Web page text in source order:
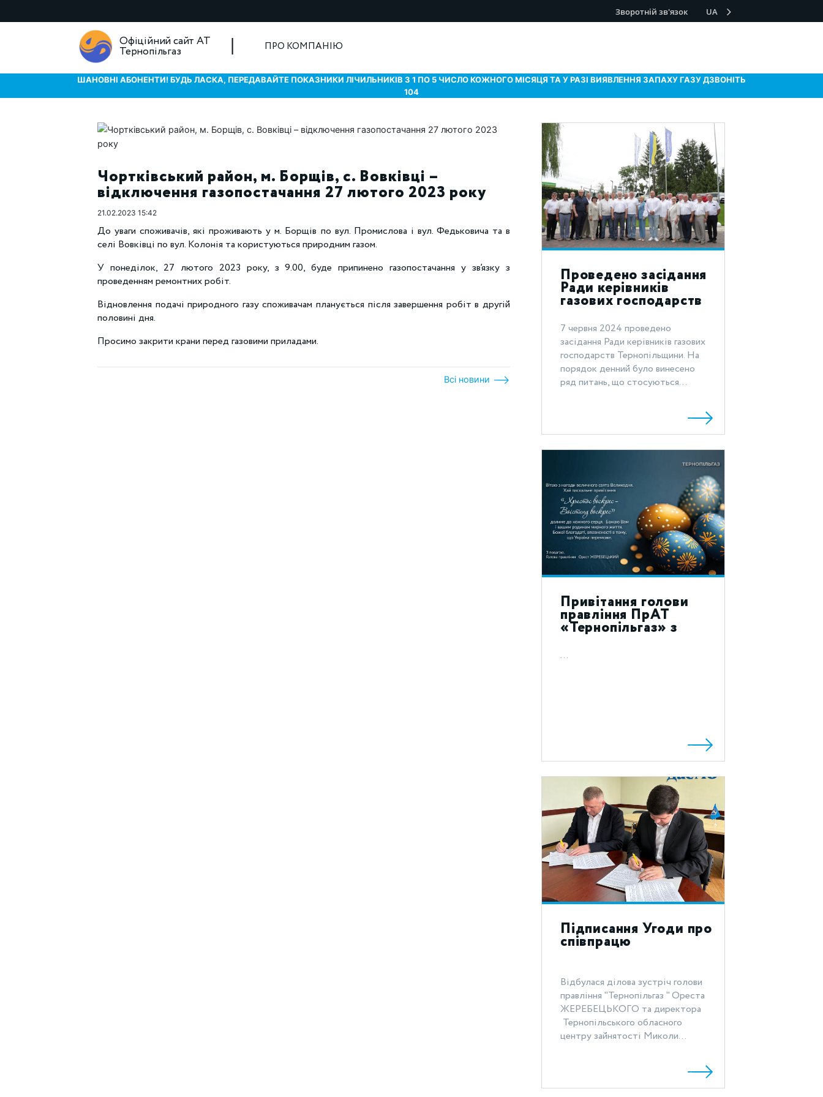
Зворотній зв'язок UA
Офіційний сайт АТ
Тернопільгаз ПРО КОМПАНІЮ
ШАНОВНІ АБОНЕНТИ! БУДЬ ЛАСКА, ПЕРЕДАВАЙТЕ ПОКАЗНИКИ ЛІЧИЛЬНИКІВ З 1 ПО 5 ЧИСЛО КОЖНОГО МІСЯЦЯ ТА У РАЗІ ВИЯВЛЕННЯ ЗАПАХУ ГАЗУ ДЗВОНІТЬ
104
Чортківський район, м. Борщів, с. Вовківці –
відключення газопостачання 27 лютого 2023 року
21.02.2023 15:42
До уваги споживачів, які проживають у м. Борщів по вул. Промислова і вул. Федьковича та в
селі Вовківці по вул. Колонія та користуються природним газом.
У понеділок, 27 лютого 2023 року, з 9.00, буде припинено газопостачання у зв’язку з
проведенням ремонтних робіт.
Відновлення подачі природного газу споживачам планується після завершення робіт в другій
половині дня.
Просимо закрити крани перед газовими приладами.
Всі новини
Проведено засідання
Ради керівників
газових господарств
Тернопільщини
7 червня 2024 проведено
засідання Ради керівників газових
господарств Тернопільщини. На
порядок денний було винесено
ряд питань, що стосуються...
Привітання голови
правління ПрАТ
«Тернопільгаз» з
святом Воскресіння
Христового 2024!
...
Підписання Угоди про
співпрацю
Відбулася ділова зустріч голови
правління "Тернопільгаз " Ореста
ЖЕРЕБЕЦЬКОГО та директора
Тернопільського обласного
центру зайнятості Миколи...